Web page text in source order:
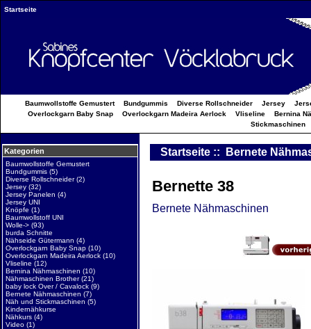
Startseite
Baumwollstoffe Gemustert Bundgummis Diverse Rollschneider Jersey
Overlockgarn Baby Snap
Overlockgarn Madeira Aerlock Vliseline
Bernina
Stickmaschinen
Kategorien
Baumwollstoffe Gemustert
Bundgummis(5)
Diverse Rollschneider(2)
Jersey(32)
Jersey Panelen (4)
Jersey UNI
Knöpfe (1)
Baumwollstoff UNI
Wolle->(93)
burda Schnitte
Nähseide Gütermann (4)
Overlockgarn Baby Snap(10)
Overlockgarn Madeira Aerlock(10)
Vliseline (12)
Bernina Nähmaschinen (10)
Nähmaschinen Brother(21)
baby lock Over / Cavalock(9)
Bernete Nähmaschinen (7)
Näh und Stickmaschinen (5)
Kindernähkurse
Nähkurs(4)
Video(1)
Startseite :: Bernete
Bernette 38
Bernete Nähmaschinen